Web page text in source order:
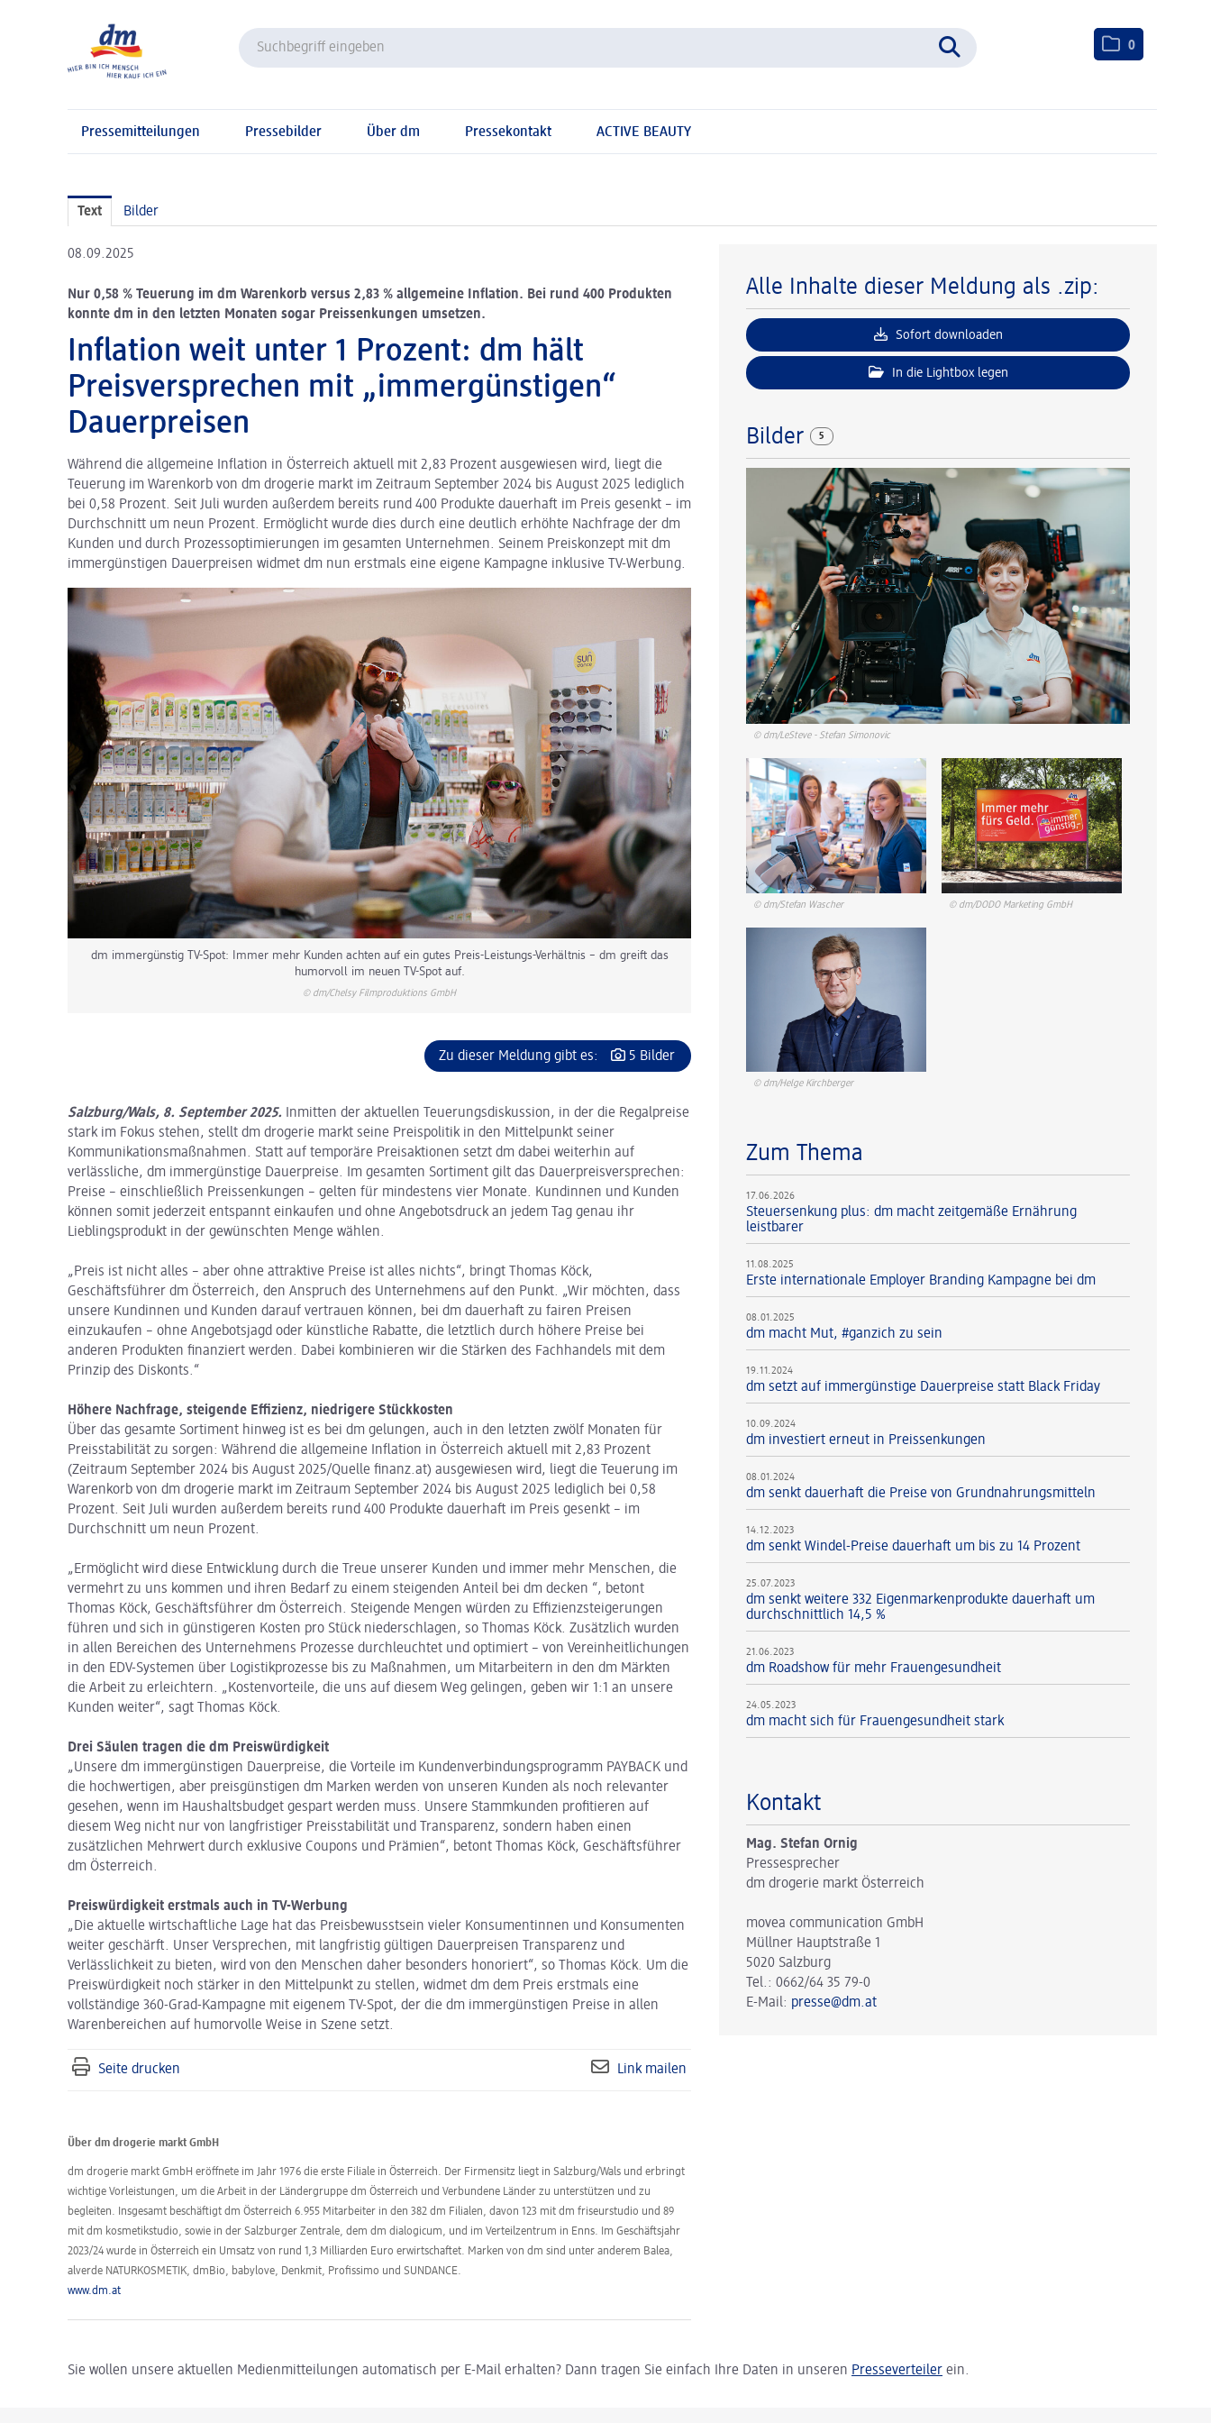
0
Pressemitteilungen Pressebilder Über dm Pressekontakt ACTIVE BEAUTY
Text Bilder
08.09.2025
Nur 0,58 % Teuerung im dm Warenkorb versus 2,83 % allgemeine Inflation. Bei rund 400 Produkten
konnte dm in den letzten Monaten sogar Preissenkungen umsetzen.
Inflation weit unter 1 Prozent: dm hält
Preisversprechen mit „immergünstigen“
Dauerpreisen
Während die allgemeine Inflation in Österreich aktuell mit 2,83 Prozent ausgewiesen wird, liegt die
Teuerung im Warenkorb von dm drogerie markt im Zeitraum September 2024 bis August 2025 lediglich
bei 0,58 Prozent. Seit Juli wurden außerdem bereits rund 400 Produkte dauerhaft im Preis gesenkt – im
Durchschnitt um neun Prozent. Ermöglicht wurde dies durch eine deutlich erhöhte Nachfrage der dm
Kunden und durch Prozessoptimierungen im gesamten Unternehmen. Seinem Preiskonzept mit dm
immergünstigen Dauerpreisen widmet dm nun erstmals eine eigene Kampagne inklusive TV-Werbung.
dm immergünstig TV-Spot: Immer mehr Kunden achten auf ein gutes Preis-Leistungs-Verhältnis – dm greift das
humorvoll im neuen TV-Spot auf.
© dm/Chelsy Filmproduktions GmbH
Zu dieser Meldung gibt es: 5 Bilder
Salzburg/Wals, 8. September 2025.
Inmitten der aktuellen Teuerungsdiskussion, in der die Regalpreise
stark im Fokus stehen, stellt dm drogerie markt seine Preispolitik in den Mittelpunkt seiner
Kommunikationsmaßnahmen. Statt auf temporäre Preisaktionen setzt dm dabei weiterhin auf
verlässliche, dm immergünstige Dauerpreise. Im gesamten Sortiment gilt das Dauerpreisversprechen:
Preise – einschließlich Preissenkungen – gelten für mindestens vier Monate. Kundinnen und Kunden
können somit jederzeit entspannt einkaufen und ohne Angebotsdruck an jedem Tag genau ihr
Lieblingsprodukt in der gewünschten Menge wählen.
„Preis ist nicht alles – aber ohne attraktive Preise ist alles nichts“, bringt Thomas Köck,
Geschäftsführer dm Österreich, den Anspruch des Unternehmens auf den Punkt. „Wir möchten, dass
unsere Kundinnen und Kunden darauf vertrauen können, bei dm dauerhaft zu fairen Preisen
einzukaufen – ohne Angebotsjagd oder künstliche Rabatte, die letztlich durch höhere Preise bei
anderen Produkten finanziert werden. Dabei kombinieren wir die Stärken des Fachhandels mit dem
Prinzip des Diskonts.“
Höhere Nachfrage, steigende Effizienz, niedrigere Stückkosten
Über das gesamte Sortiment hinweg ist es bei dm gelungen, auch in den letzten zwölf Monaten für
Preisstabilität zu sorgen: Während die allgemeine Inflation in Österreich aktuell mit 2,83 Prozent
(Zeitraum September 2024 bis August 2025/Quelle finanz.at) ausgewiesen wird, liegt die Teuerung im
Warenkorb von dm drogerie markt im Zeitraum September 2024 bis August 2025 lediglich bei 0,58
Prozent. Seit Juli wurden außerdem bereits rund 400 Produkte dauerhaft im Preis gesenkt – im
Durchschnitt um neun Prozent.
„Ermöglicht wird diese Entwicklung durch die Treue unserer Kunden und immer mehr Menschen, die
vermehrt zu uns kommen und ihren Bedarf zu einem steigenden Anteil bei dm decken “, betont
Thomas Köck, Geschäftsführer dm Österreich. Steigende Mengen würden zu Effizienzsteigerungen
führen und sich in günstigeren Kosten pro Stück niederschlagen, so Thomas Köck. Zusätzlich wurden
in allen Bereichen des Unternehmens Prozesse durchleuchtet und optimiert – von Vereinheitlichungen
in den EDV-Systemen über Logistikprozesse bis zu Maßnahmen, um Mitarbeitern in den dm Märkten
die Arbeit zu erleichtern. „Kostenvorteile, die uns auf diesem Weg gelingen, geben wir 1:1 an unsere
Kunden weiter“, sagt Thomas Köck.
Drei Säulen tragen die dm Preiswürdigkeit
„Unsere dm immergünstigen Dauerpreise, die Vorteile im Kundenverbindungsprogramm PAYBACK und
die hochwertigen, aber preisgünstigen dm Marken werden von unseren Kunden als noch relevanter
gesehen, wenn im Haushaltsbudget gespart werden muss. Unsere Stammkunden profitieren auf
diesem Weg nicht nur von langfristiger Preisstabilität und Transparenz, sondern haben einen
zusätzlichen Mehrwert durch exklusive Coupons und Prämien“, betont Thomas Köck, Geschäftsführer
dm Österreich.
Preiswürdigkeit erstmals auch in TV-Werbung
„Die aktuelle wirtschaftliche Lage hat das Preisbewusstsein vieler Konsumentinnen und Konsumenten
weiter geschärft. Unser Versprechen, mit langfristig gültigen Dauerpreisen Transparenz und
Verlässlichkeit zu bieten, wird von den Menschen daher besonders honoriert“, so Thomas Köck. Um die
Preiswürdigkeit noch stärker in den Mittelpunkt zu stellen, widmet dm dem Preis erstmals eine
vollständige 360-Grad-Kampagne mit eigenem TV-Spot, der die dm immergünstigen Preise in allen
Warenbereichen auf humorvolle Weise in Szene setzt.
Seite drucken Link mailen
Über dm drogerie markt GmbH
dm drogerie markt GmbH eröffnete im Jahr 1976 die erste Filiale in Österreich. Der Firmensitz liegt in Salzburg/Wals und erbringt
wichtige Vorleistungen, um die Arbeit in der Ländergruppe dm Österreich und Verbundene Länder zu unterstützen und zu
begleiten. Insgesamt beschäftigt dm Österreich 6.955 Mitarbeiter in den 382 dm Filialen, davon 123 mit dm friseurstudio und 89
mit dm kosmetikstudio, sowie in der Salzburger Zentrale, dem dm dialogicum, und im Verteilzentrum in Enns. Im Geschäftsjahr
2023/24 wurde in Österreich ein Umsatz von rund 1,3 Milliarden Euro erwirtschaftet. Marken von dm sind unter anderem Balea,
alverde NATURKOSMETIK, dmBio, babylove, Denkmit, Profissimo und SUNDANCE.
www.dm.at
Alle Inhalte dieser Meldung als .zip:
Sofort downloaden
In die Lightbox legen
Bilder 5
© dm/LeSteve - Stefan Simonovic
© dm/Stefan Wascher © dm/DODO Marketing GmbH
© dm/Helge Kirchberger
Zum Thema
17.06.2026
Steuersenkung plus: dm macht zeitgemäße Ernährung
leistbarer
11.08.2025
Erste internationale Employer Branding Kampagne bei dm
08.01.2025
dm macht Mut, #ganzich zu sein
19.11.2024
dm setzt auf immergünstige Dauerpreise statt Black Friday
10.09.2024
dm investiert erneut in Preissenkungen
08.01.2024
dm senkt dauerhaft die Preise von Grundnahrungsmitteln
14.12.2023
dm senkt Windel-Preise dauerhaft um bis zu 14 Prozent
25.07.2023
dm senkt weitere 332 Eigenmarkenprodukte dauerhaft um
durchschnittlich 14,5 %
21.06.2023
dm Roadshow für mehr Frauengesundheit
24.05.2023
dm macht sich für Frauengesundheit stark
Kontakt
Mag. Stefan Ornig
Pressesprecher
dm drogerie markt Österreich
movea communication GmbH
Müllner Hauptstraße 1
5020 Salzburg
Tel.: 0662/64 35 79-0
E-Mail: presse@dm.at
Sie wollen unsere aktuellen Medienmitteilungen automatisch per E-Mail erhalten? Dann tragen Sie einfach Ihre Daten in unseren Presseverteiler ein.